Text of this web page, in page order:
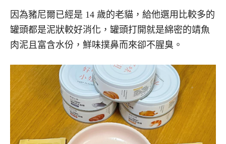
因為豬尼爾已經是 14 歲的老貓，給他選用比較多的
罐頭都是泥狀較好消化，罐頭打開就是綿密的靖魚
肉泥且富含水份，鮮味撲鼻而來卻不腥臭。